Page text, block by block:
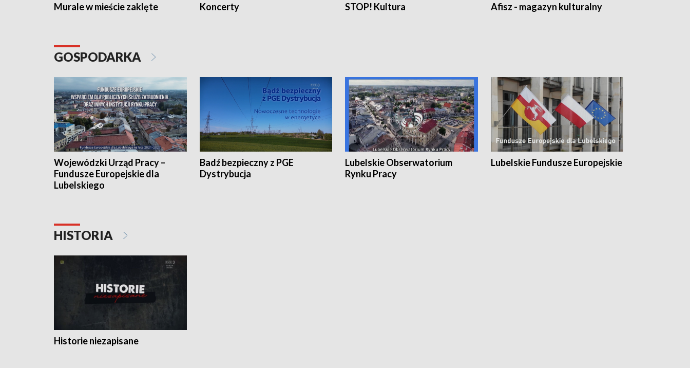
Murale w mieście zaklęte Koncerty STOP! Kultura Afisz - magazyn kulturalny
GOSPODARKA
Wojewódzki Urząd Pracy –
Fundusze Europejskie dla
Lubelskiego
Badź bezpieczny z PGE
Dystrybucja
Lubelskie Obserwatorium
Rynku Pracy
Lubelskie Fundusze Europejskie
HISTORIA
Historie niezapisane